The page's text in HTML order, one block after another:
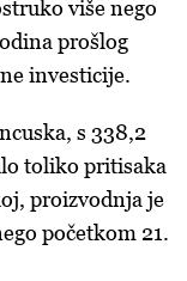
više nego
prošlog
investicije.
s 338,2
toliko pritisaka
proizvodnja je
početkom 21.